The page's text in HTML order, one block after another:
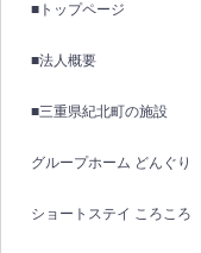
■トップページ
■法人概要
■三重県紀北町の施設
グループホーム どんぐり
ショートステイ ころころ